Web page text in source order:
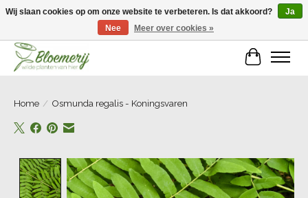
Home / Osmunda regalis - Koningsvaren
Product image slideshow Items
Wij slaan cookies op om onze website te verbeteren. Is dat akkoord?
Ja
Nee
Meer over cookies »